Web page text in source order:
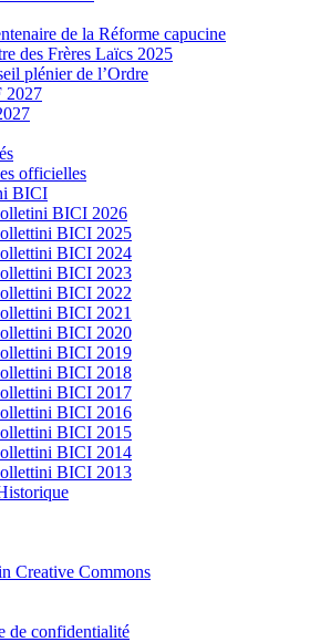
de la Réforme capucine
des Frères Laïcs 2025
plénier de l’Ordre
2027
officielles
BICI
BICI 2026
BICI 2025
BICI 2024
BICI 2023
BICI 2022
BICI 2021
BICI 2020
BICI 2019
BICI 2018
BICI 2017
BICI 2016
BICI 2015
BICI 2014
BICI 2013
Creative Commons
de confidentialité